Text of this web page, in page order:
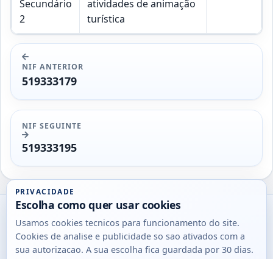
Secundário
2
atividades de animação
turística
NIF ANTERIOR
519333179
NIF SEGUINTE
519333195
Utils
DB
Consultas
PRIVACIDADE
Escolha como quer usar cookies
Usamos cookies tecnicos para funcionamento do site.
Cookies de analise e publicidade so sao ativados com a
sua autorizacao. A sua escolha fica guardada por 30 dias.